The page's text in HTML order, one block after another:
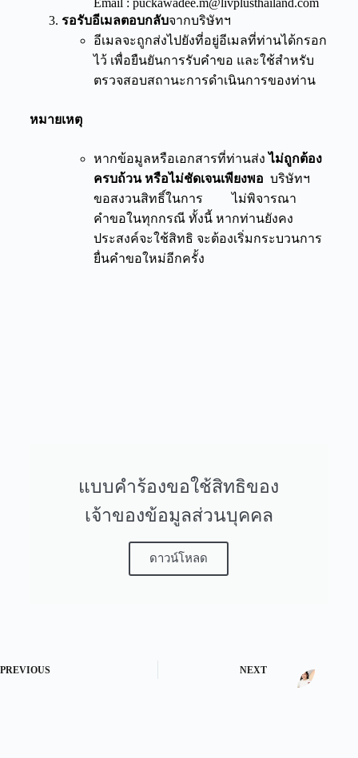
รอรับอีเมลตอบกลับจากบริษัทฯ
อีเมลจะถูกส่งไปยังที่อยู่อีเมลที่ท่านได้กรอก
ไว้ เพื่อยืนยันการรับคำขอ และใช้สำหรับ
ตรวจสอบสถานะการดำเนินการของท่าน
หมายเหตุ
หากข้อมูลหรือเอกสารที่ท่านส่งไม่ถูกต้อง
ครบถ้วน หรือไม่ชัดเจนเพียงพอ บริษัทฯ
ขอสงวนสิทธิ์ในการ ไม่พิจารณา
คำขอในทุกกรณี ทั้งนี้ หากท่านยังคง
ประสงค์จะใช้สิทธิ จะต้องเริ่มกระบวนการ
ยื่นคำขอใหม่อีกครั้ง
แบบคำร้องขอใช้สิทธิของ
เจ้าของข้อมูลส่วนบุคคล
ดาวน์โหลด
PREVIOUS NEXT